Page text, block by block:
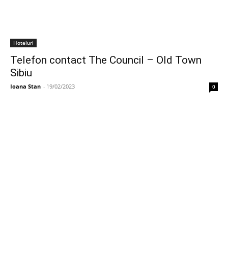
Hoteluri
Telefon contact The Council – Old Town
Sibiu
Ioana Stan - 19/02/2023 0